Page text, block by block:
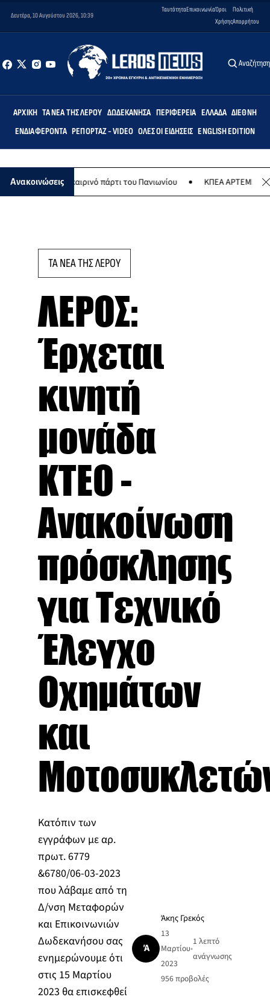
Δευτέρα, 10 Αυγούστου 2026, 10:39
ΤαυτότηταΕπικοινωνίαΌροι
Χρήσης
Πολιτική
Απορρήτου
Αναζήτηση
ΑΡΧΙΚΉ ΤΑ ΝΈΑ ΤΗΣ ΛΈΡΟΥ ΔΩΔΕΚΆΝΗΣΑ ΠΕΡΙΦΈΡΕΙΑ ΕΛΛΆΔΑ ΔΙΕΘΝΉ
ΕΝΔΙΑΦΈΡΟΝΤΑ ΡΕΠΟΡΤΆΖ - VIDEO ΌΛΕΣ ΟΙ ΕΙΔΉΣΕΙΣ ENGLISH EDITION
Ανακοινώσεις
το καλοκαιρινό πάρτι του Πανιωνίου ΚΠΕΑ ΑΡΤΕΜΙΣ: Το
ΤΑ ΝΕΑ ΤΗΣ ΛΕΡΟΥ
ΛΕΡΟΣ:
Έρχεται
κινητή
μονάδα
ΚΤΕΟ -
Ανακοίνωση
πρόσκλησης
για Τεχνικό
Έλεγχο
Οχημάτων
και
Κατόπιν των
εγγράφων με αρ.
πρωτ. 6779
&6780/06-03-2023
που λάβαμε από τη
Δ/νση Μεταφορών
και Επικοινωνιών
Δωδεκανήσου σας
ενημερώνουμε ότι
στις 15 Μαρτίου
2023 θα επισκεφθεί
Ά
Άκης Γρεκός
13
Μαρτίου
2023
•
1 λεπτό
ανάγνωσης
956προβολές